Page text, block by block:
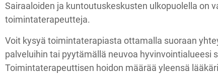
Sairaaloiden ja kuntoutuskeskusten ulkopuolella on
toimintaterapeutteja.
Voit kysyä toimintaterapiasta ottamalla suoraan
palveluihin tai pyytämällä neuvoa hyvinvointialueesi
Toimintaterapeuttisen hoidon määrää yleensä